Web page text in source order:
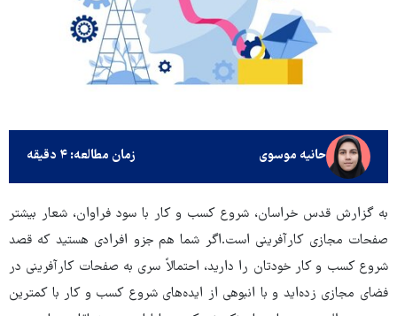
حانیه موسوی زمان مطالعه: ۴ دقیقه
به گزارش قدس خراسان، شروع کسب و کار با سود فراوان، شعار بیشتر
صفحات مجازی کارآفرینی است.اگر شما هم جزو افرادی هستید که قصد
شروع کسب و کار خودتان را دارید، احتمالاً سری به صفحات کارآفرینی در
فضای مجازی زده‌اید و با انبوهی از ایده‌های شروع کسب و کار با کمترین